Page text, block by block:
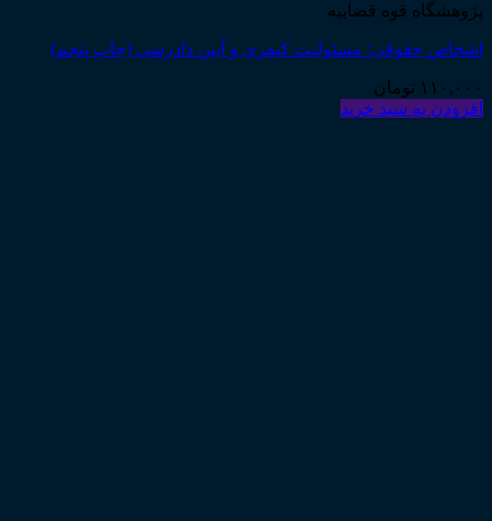
پژوهشگاه قوه قضاییه
اشخاص حقوقی: مسئولیت کیفری و آیین دادرسی (چاپ پنجم)
۱۱۰,۰۰۰ تومان
افزودن به سبد خرید